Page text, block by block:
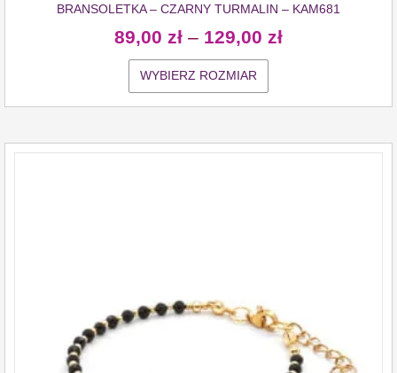
BRANSOLETKA – CZARNY TURMALIN – KAM681
89,00 zł – 129,00 zł
WYBIERZ ROZMIAR